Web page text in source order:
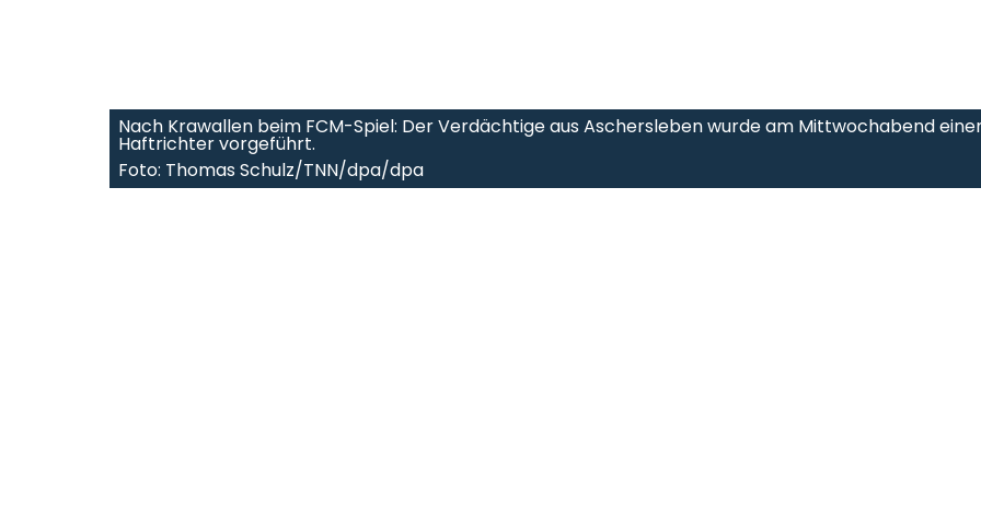
Nach Krawallen beim FCM-Spiel: Der Verdächtige aus Aschersleben wurde am Mittwochabend
Haftrichter vorgeführt.
Foto: Thomas Schulz/TNN/dpa/dpa